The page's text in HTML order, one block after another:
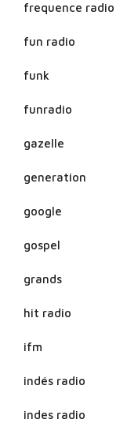
frequence radio
fun radio
funk
funradio
gazelle
generation
google
gospel
grands
hit radio
ifm
indés radio
indes radio